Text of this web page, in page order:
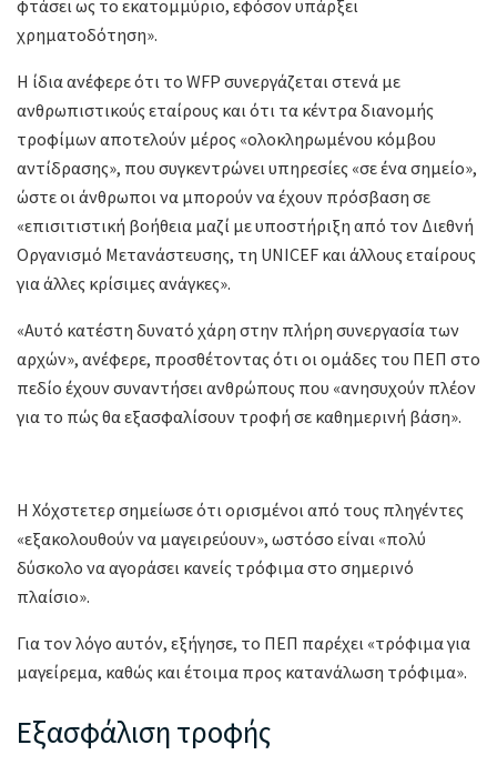
φτάσει ως το εκατομμύριο, εφόσον υπάρξει
χρηματοδότηση».
Η ίδια ανέφερε ότι το WFP συνεργάζεται στενά με
ανθρωπιστικούς εταίρους και ότι τα κέντρα διανομής
τροφίμων αποτελούν μέρος «ολοκληρωμένου κόμβου
αντίδρασης», που συγκεντρώνει υπηρεσίες «σε ένα σημείο»,
ώστε οι άνθρωποι να μπορούν να έχουν πρόσβαση σε
«επισιτιστική βοήθεια μαζί με υποστήριξη από τον Διεθνή
Οργανισμό Μετανάστευσης, τη UNICEF και άλλους εταίρους
για άλλες κρίσιμες ανάγκες».
«Αυτό κατέστη δυνατό χάρη στην πλήρη συνεργασία των
αρχών», ανέφερε, προσθέτοντας ότι οι ομάδες του ΠΕΠ στο
πεδίο έχουν συναντήσει ανθρώπους που «ανησυχούν πλέον
για το πώς θα εξασφαλίσουν τροφή σε καθημερινή βάση».
Η Χόχστετερ σημείωσε ότι ορισμένοι από τους πληγέντες
«εξακολουθούν να μαγειρεύουν», ωστόσο είναι «πολύ
δύσκολο να αγοράσει κανείς τρόφιμα στο σημερινό
πλαίσιο».
Για τον λόγο αυτόν, εξήγησε, το ΠΕΠ παρέχει «τρόφιμα για
μαγείρεμα, καθώς και έτοιμα προς κατανάλωση τρόφιμα».
Εξασφάλιση τροφής